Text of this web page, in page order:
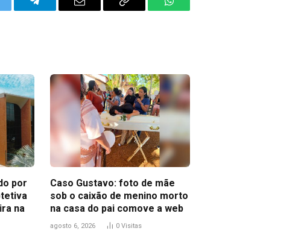
Telegram Email
Copy
WhatsApp
por
na
Caso Gustavo: foto de mãe
sob o caixão de menino morto
na casa do pai comove a web
agosto 6, 2026 0 Visitas